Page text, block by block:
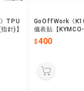
TPU
針)】
GoOffWork《
儀表貼【
(數位)】
400